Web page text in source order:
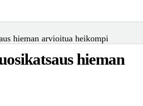
hieman